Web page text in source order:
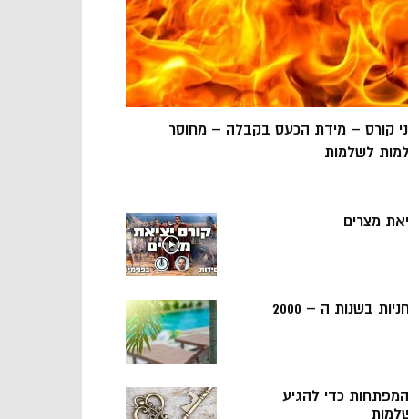
קורס – מידת הכעס בקבלה – מחוסר
לשלמות
מצרים
בשנות ה – 2000
5 המפתחות כדי להגיע